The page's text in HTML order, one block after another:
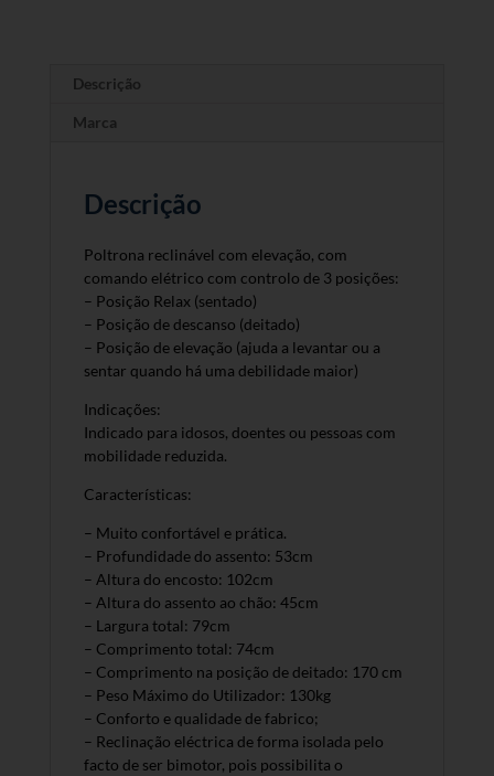
Descrição
Marca
Descrição
Poltrona reclinável com elevação, com
comando elétrico com controlo de 3 posições:
– Posição Relax (sentado)
– Posição de descanso (deitado)
– Posição de elevação (ajuda a levantar ou a
sentar quando há uma debilidade maior)
Indicações:
Indicado para idosos, doentes ou pessoas com
mobilidade reduzida.
Características:
– Muito confortável e prática.
– Profundidade do assento: 53cm
– Altura do encosto: 102cm
– Altura do assento ao chão: 45cm
– Largura total: 79cm
– Comprimento total: 74cm
– Comprimento na posição de deitado: 170 cm
– Peso Máximo do Utilizador: 130kg
– Conforto e qualidade de fabrico;
– Reclinação eléctrica de forma isolada pelo
facto de ser bimotor, pois possibilita o